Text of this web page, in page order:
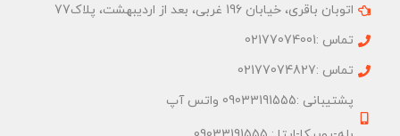
اتوبان باقری، خیابان 196 غربی، بعد از اردیبهشت، پلاک77
تماس :02177074001
تماس :02177074827
پشتیبانی :09033191555 واتس آپ